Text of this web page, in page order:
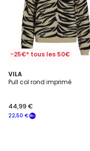
-25€* tous les 50€
VILA
Pull col rond imprimé
22,50 €
44,99 €